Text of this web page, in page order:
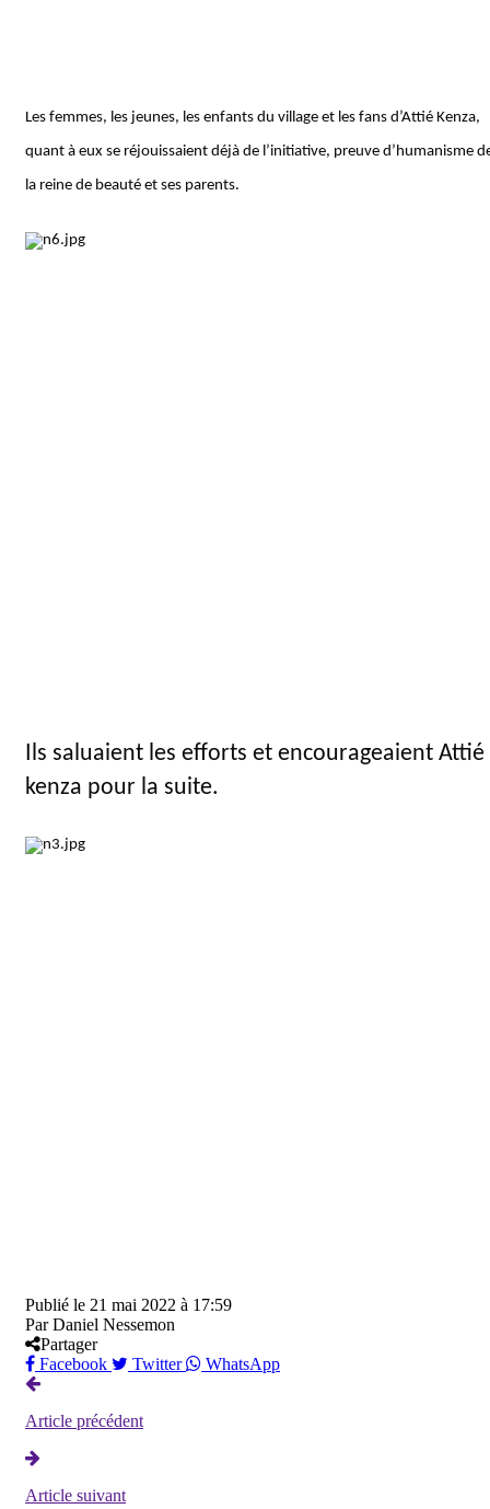
Les femmes, les jeunes, les enfants du village et les fans d’Attié Kenza,
quant à eux se réjouissaient déjà de l’initiative, preuve d’humanisme
la reine de beauté et ses parents.
Ils saluaient les efforts et encourageaient Attié
kenza pour la suite.
Publié le 21 mai 2022 à 17:59
Par Daniel Nessemon
Partager
Facebook
Twitter WhatsApp
Article précédent
Article suivant